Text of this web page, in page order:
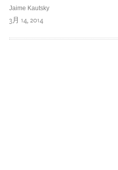
Jaime Kautsky
3月 14, 2014